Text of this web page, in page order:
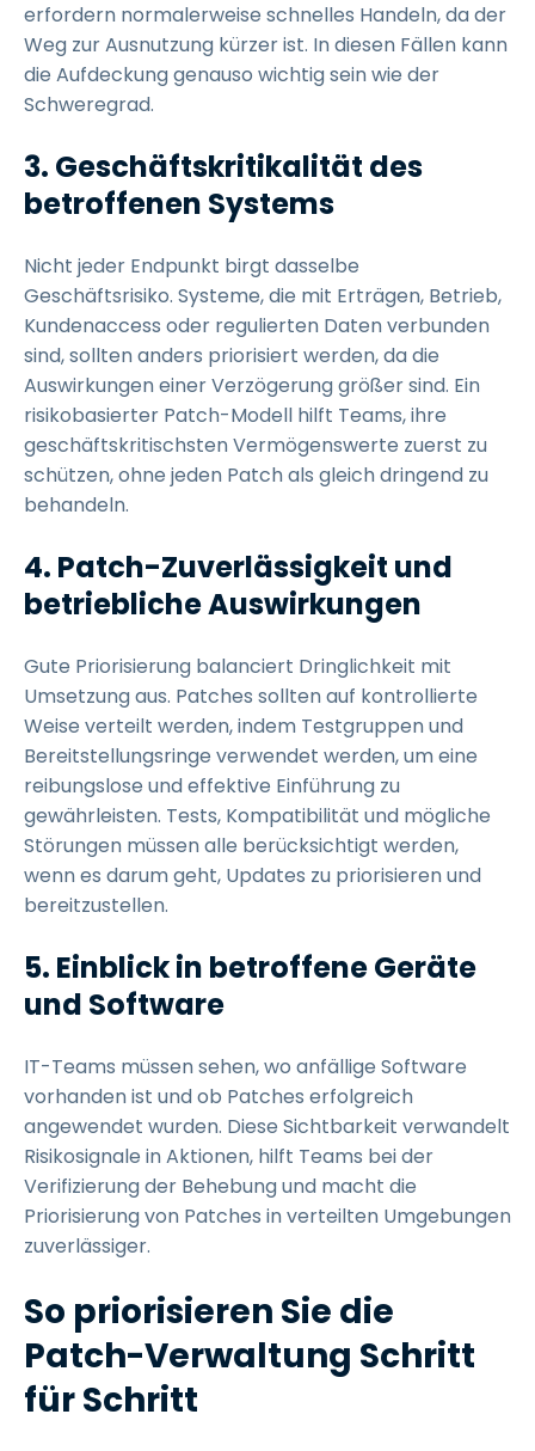
erfordern normalerweise schnelles Handeln, da der
Weg zur Ausnutzung kürzer ist. In diesen Fällen kann
die Aufdeckung genauso wichtig sein wie der
Schweregrad.
3. Geschäftskritikalität des
betroffenen Systems
Nicht jeder Endpunkt birgt dasselbe
Geschäftsrisiko. Systeme, die mit Erträgen, Betrieb,
Kundenaccess oder regulierten Daten verbunden
sind, sollten anders priorisiert werden, da die
Auswirkungen einer Verzögerung größer sind. Ein
risikobasierter Patch-Modell hilft Teams, ihre
geschäftskritischsten Vermögenswerte zuerst zu
schützen, ohne jeden Patch als gleich dringend zu
behandeln.
4. Patch-Zuverlässigkeit und
betriebliche Auswirkungen
Gute Priorisierung balanciert Dringlichkeit mit
Umsetzung aus. Patches sollten auf kontrollierte
Weise verteilt werden, indem Testgruppen und
Bereitstellungsringe verwendet werden, um eine
reibungslose und effektive Einführung zu
gewährleisten. Tests, Kompatibilität und mögliche
Störungen müssen alle berücksichtigt werden,
wenn es darum geht, Updates zu priorisieren und
bereitzustellen.
5. Einblick in betroffene Geräte
und Software
IT-Teams müssen sehen, wo anfällige Software
vorhanden ist und ob Patches erfolgreich
angewendet wurden. Diese Sichtbarkeit verwandelt
Risikosignale in Aktionen, hilft Teams bei der
Verifizierung der Behebung und macht die
Priorisierung von Patches in verteilten Umgebungen
zuverlässiger.
So priorisieren Sie die
Patch-Verwaltung Schritt
für Schritt